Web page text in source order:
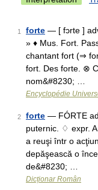
1 forte — [ fɔrte ]
» ♦ Mus. Fort.
chantant fort (⇒
fort. Des forte. ⊗
nom&#8230; …
Encyclopédie
2 forte — FÓRTE
puternic. ♢ expr.
a reuşi într o
depăşească o
de&#8230; …
Dicționar Român